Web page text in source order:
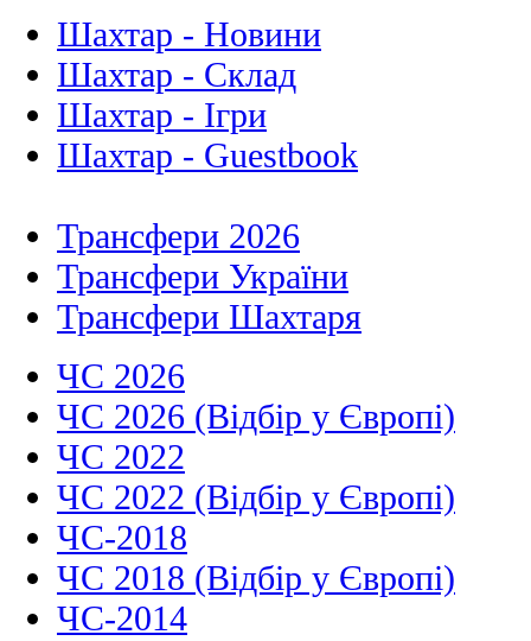
Шахтар - Новини
Шахтар - Склад
Шахтар - Ігри
Шахтар - Guestbook
Трансфери 2026
Трансфери України
Трансфери Шахтаря
ЧС 2026
ЧС 2026 (Відбір у Європі)
ЧС 2022
ЧС 2022 (Відбір у Європі)
ЧС-2018
ЧС 2018 (Відбір у Європі)
ЧС-2014